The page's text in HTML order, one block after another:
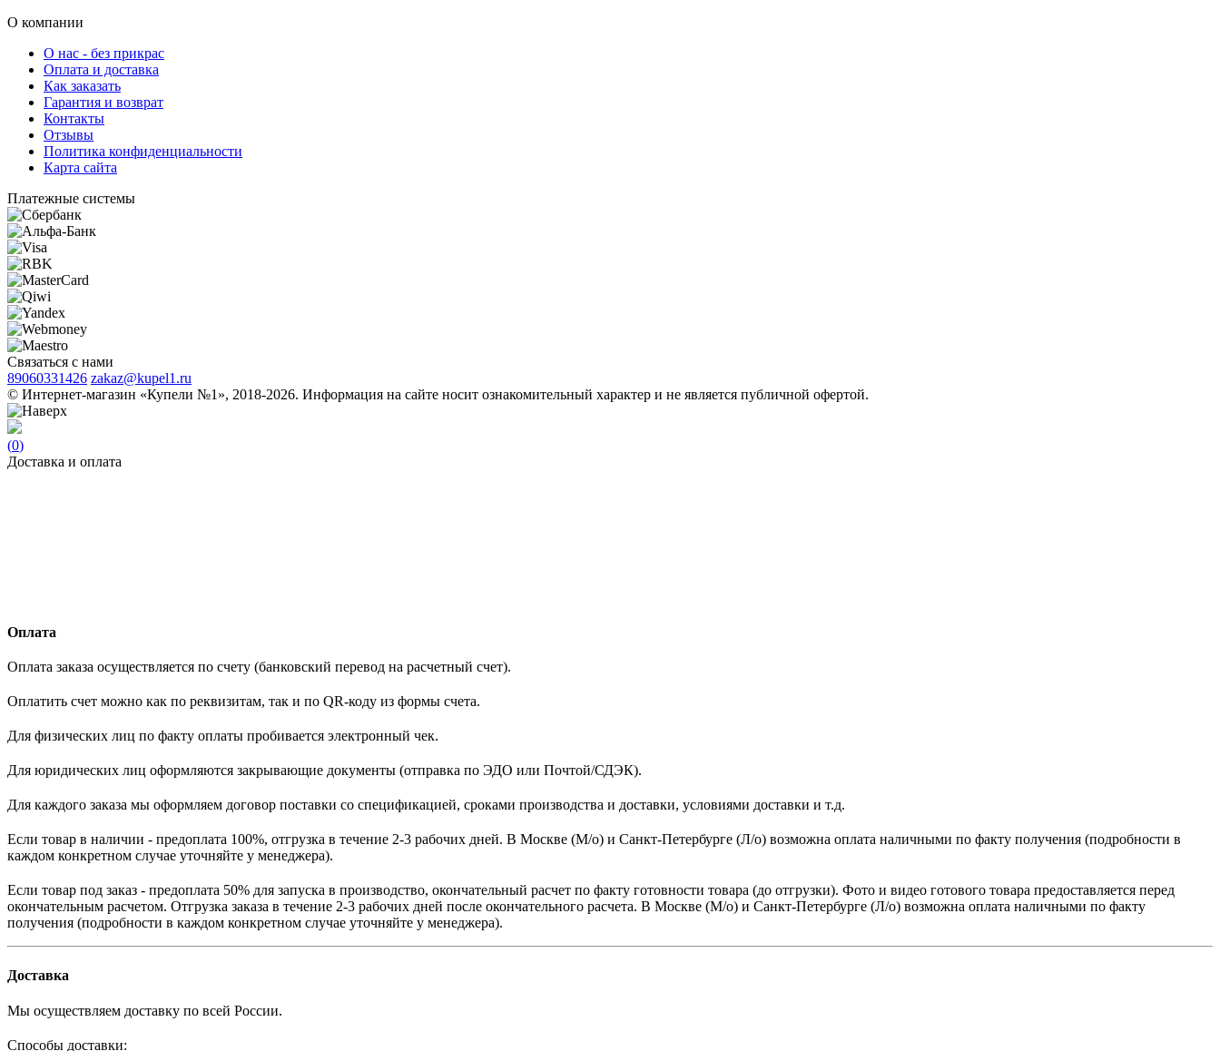
О компании
О нас - без прикрас
Оплата и доставка
Как заказать
Гарантия и возврат
Контакты
Отзывы
Политика конфиденциальности
Карта сайта
Платежные системы
Связаться с нами
89060331426 zakaz@kupel1.ru
© Интернет-магазин «Купели №1», 2018-2026. Информация на сайте носит ознакомительный характер и не является публичной офертой.
(0)
Доставка и оплата
Оплата
Оплата заказа осуществляется по счету (банковский перевод на расчетный счет).
Оплатить счет можно как по реквизитам, так и по QR-коду из формы счета.
Для физических лиц по факту оплаты пробивается электронный чек.
Для юридических лиц оформляются закрывающие документы (отправка по ЭДО или Почтой/СДЭК).
Для каждого заказа мы оформляем договор поставки со спецификацией, сроками производства и доставки, условиями доставки и т.д.
Если товар в наличии - предоплата 100%, отгрузка в течение 2-3 рабочих дней. В Москве (М/о) и Санкт-Петербурге (Л/о) возможна оплата наличными по факту получения (подробности в
каждом конкретном случае уточняйте у менеджера).
Если товар под заказ - предоплата 50% для запуска в производство, окончательный расчет по факту готовности товара (до отгрузки). Фото и видео готового товара предоставляется перед
окончательным расчетом. Отгрузка заказа в течение 2-3 рабочих дней после окончательного расчета. В Москве (М/о) и Санкт-Петербурге (Л/о) возможна оплата наличными по факту
получения (подробности в каждом конкретном случае уточняйте у менеджера).
Доставка
Мы осуществляем доставку по всей России.
Способы доставки: